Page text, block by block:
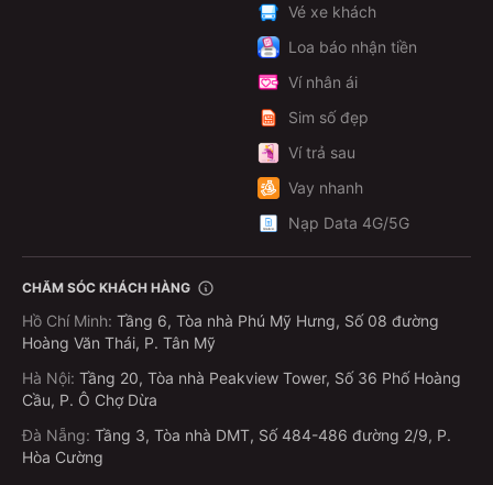
Vé xe khách
Loa báo nhận tiền
Ví nhân ái
Sim số đẹp
Ví trả sau
Vay nhanh
Nạp Data 4G/5G
CHĂM SÓC KHÁCH HÀNG
Hồ Chí Minh: Tầng 6, Tòa nhà Phú Mỹ Hưng, Số 08 đường
Hoàng Văn Thái, P. Tân Mỹ
Hà Nội: Tầng 20, Tòa nhà Peakview Tower, Số 36 Phố Hoàng
Cầu, P. Ô Chợ Dừa
Đà Nẵng: Tầng 3, Tòa nhà DMT, Số 484-486 đường 2/9, P.
Hòa Cường